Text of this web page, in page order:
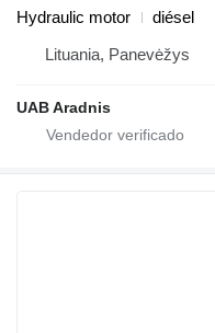
Hydraulic motor
diésel
Lituania, Panevėžys
UAB Aradnis